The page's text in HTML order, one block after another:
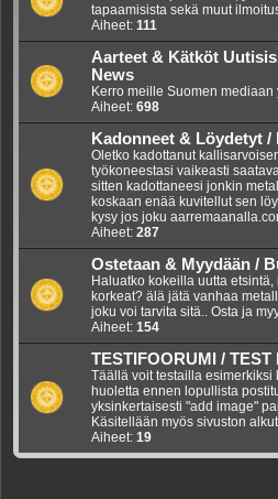
tapaamisista sekä muut
Aiheet: 111
Aarteet & Kätköt
News
Kerro meille Suomen mediaan
Aiheet: 698
Kadonneet & Löydetyt /
Oletko kadottanut
työkoneestasi vaikeasti
sitten kadottaneesi jonkin
koskaan enää kuvitellut sen
kysy jos joku
Aiheet: 287
Ostetaan & Myydään /
Haluatko kokeilla uutta
korkeat? älä jätä vanhaa
joku voi tarvita sitä.. Osta ja
Aiheet: 154
TESTIFOORUMI / TEST
Täällä voit testailla esimerkiksi
huoletta ennen lopullista
yksinkertaisesti "add image"
Käsitellään myös sivuston
Aiheet: 19